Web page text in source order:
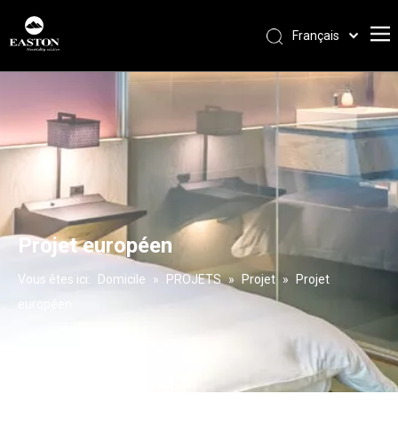
Français
Pусский
العربية
Projet européen
Vous êtes ici: Domicile » PROJETS » Projet »
Projet